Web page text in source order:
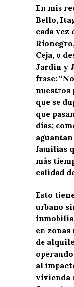
En mis
Bello,
cada vez
Ceja, o
Jardín y
frase:
nuestros
que se
que
días;
familias
más
calidad
Esto
urbano
en
de
al
vivienda